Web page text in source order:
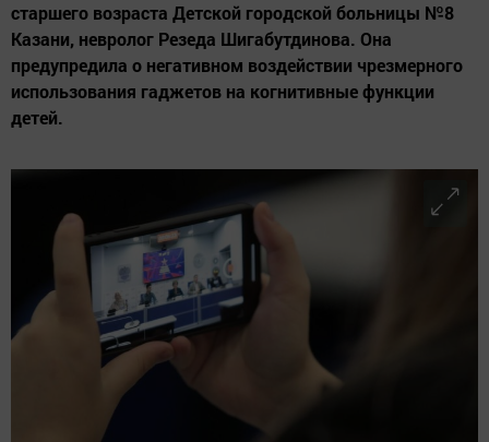
старшего возраста Детской городской больницы №8
Казани, невролог Резеда Шигабутдинова. Она
предупредила о негативном воздействии чрезмерного
использования гаджетов на когнитивные функции
детей.